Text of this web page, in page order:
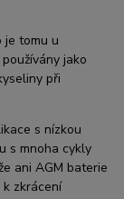
je tomu u
jako
při
s nízkou
s mnoha cykly
ani AGM baterie
zkrácení